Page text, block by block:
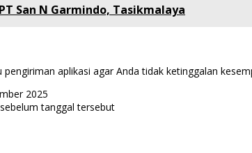
San N Garmindo, Tasikmalaya
aplikasi agar Anda tidak ketinggalan
2025
tanggal tersebut